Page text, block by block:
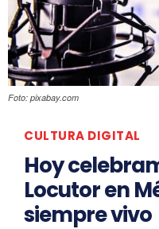
Foto: pixabay.com
CULTURA DIGITAL
Hoy
Locutor en
siempre vivo